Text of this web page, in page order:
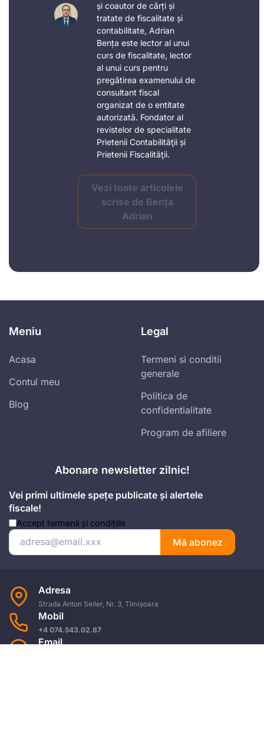
și coautor de cărți și
tratate de fiscalitate și
contabilitate, Adrian
Bența este lector al unui
curs de fiscalitate, lector
al unui curs pentru
pregătirea examenului de
consultant fiscal
organizat de o entitate
autorizată. Fondator al
revistelor de specialitate
Prietenii Contabilităţii și
Prietenii Fiscalităţii.
Vezi toate articolele
scrise de Bența
Adrian
Meniu
Acasa
Contul meu
Blog
Legal
Termeni si conditii
generale
Politica de
confidentialitate
Program de afiliere
Abonare newsletter zilnic!
Vei primi ultimele spețe publicate și alertele
fiscale!
Accept termenii și condițiile
Mă abonez
Adresa
Strada Anton Seiler, Nr. 3, Timișoara
Mobil
+4 074.543.02.87
Email